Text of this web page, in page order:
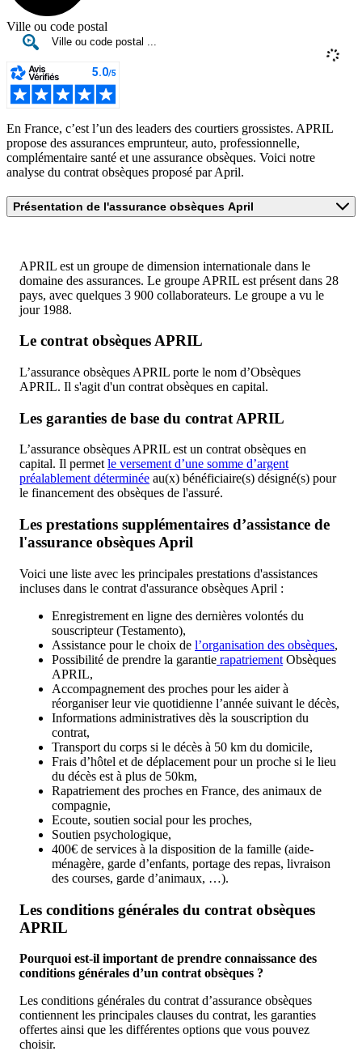
Ville ou code postal
En France, c’est l’un des leaders des courtiers grossistes. APRIL
propose des assurances emprunteur, auto, professionnelle,
complémentaire santé et une assurance obsèques. Voici notre
analyse du contrat obsèques proposé par April.
Présentation de l'assurance obsèques April
APRIL est un groupe de dimension internationale dans le
domaine des assurances. Le groupe APRIL est présent dans 28
pays, avec quelques 3 900 collaborateurs. Le groupe a vu le
jour 1988.
Le contrat obsèques APRIL
L’assurance obsèques APRIL porte le nom d’Obsèques
APRIL. Il s'agit d'un contrat obsèques en capital.
Les garanties de base du contrat APRIL
L’assurance obsèques APRIL est un contrat obsèques en
capital. Il permet le versement d’une somme d’argent
préalablement déterminée au(x) bénéficiaire(s) désigné(s) pour
le financement des obsèques de l'assuré.
Les prestations supplémentaires d’assistance de
l'assurance obsèques April
Voici une liste avec les principales prestations d'assistances
incluses dans le contrat d'assurance obsèques April :
Enregistrement en ligne des dernières volontés du
souscripteur (Testamento),
Assistance pour le choix de l’organisation des obsèques,
Possibilité de prendre la garantie rapatriement Obsèques
APRIL,
Accompagnement des proches pour les aider à
réorganiser leur vie quotidienne l’année suivant le décès,
Informations administratives dès la souscription du
contrat,
Transport du corps si le décès à 50 km du domicile,
Frais d’hôtel et de déplacement pour un proche si le lieu
du décès est à plus de 50km,
Rapatriement des proches en France, des animaux de
compagnie,
Ecoute, soutien social pour les proches,
Soutien psychologique,
400€ de services à la disposition de la famille (aide-
ménagère, garde d’enfants, portage des repas, livraison
des courses, garde d’animaux, …).
Les conditions générales du contrat obsèques
APRIL
Pourquoi est-il important de prendre connaissance des
conditions générales d’un contrat obsèques ?
Les conditions générales du contrat d’assurance obsèques
contiennent les principales clauses du contrat, les garanties
offertes ainsi que les différentes options que vous pouvez
choisir.